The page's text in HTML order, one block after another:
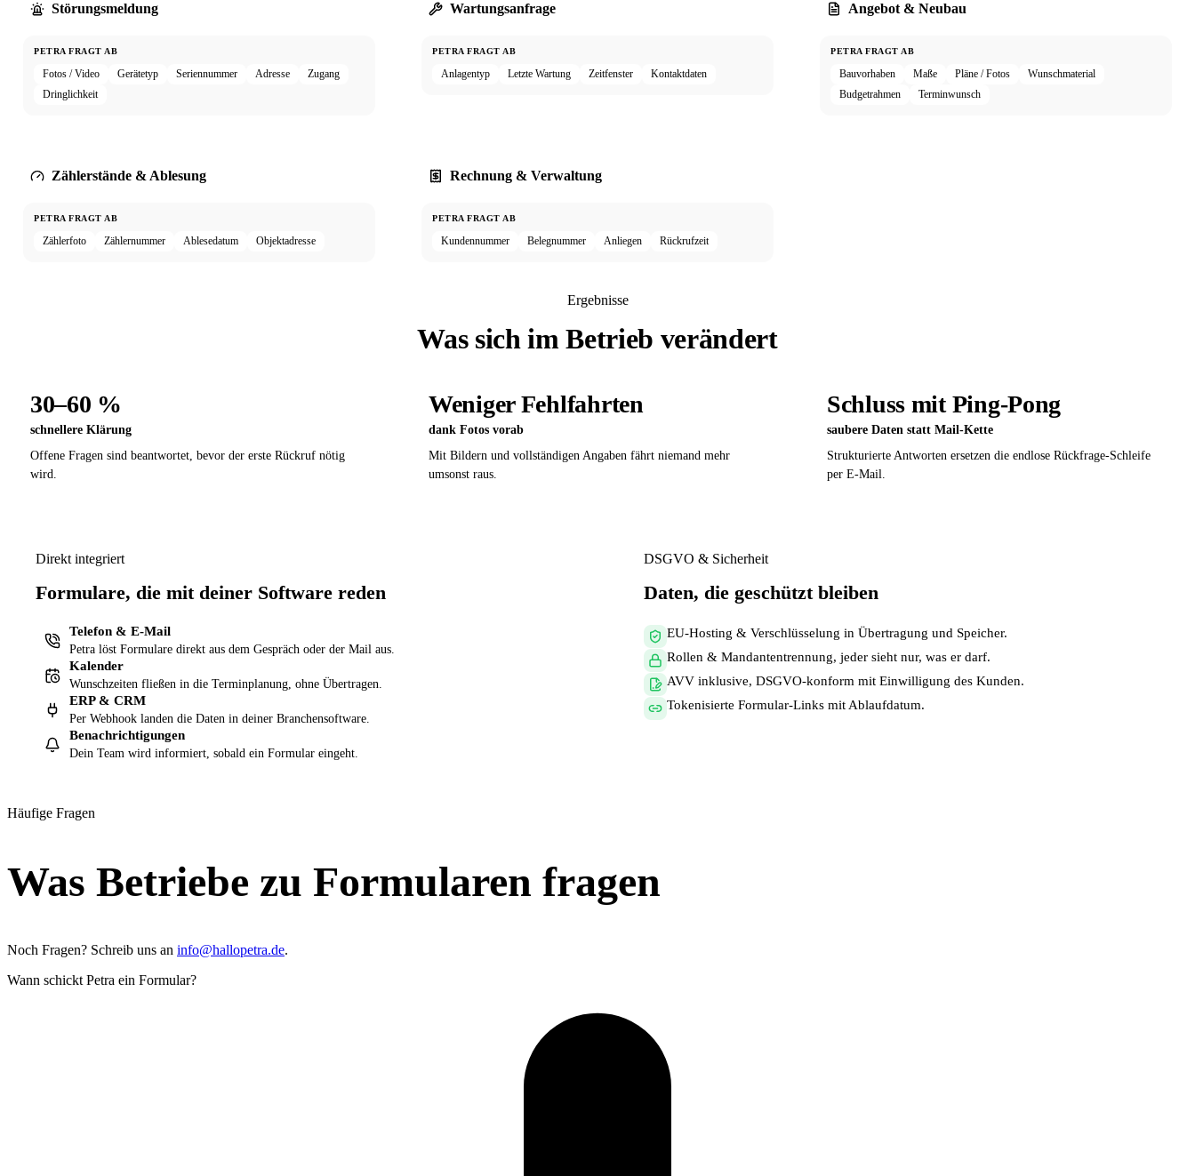
Störungsmeldung
PETRA FRAGT AB
Fotos / Video Gerätetyp Seriennummer Adresse
Zugang
Dringlichkeit
Wartungsanfrage
PETRA FRAGT AB
Anlagentyp Letzte Wartung Zeitfenster Kontaktdaten
Angebot & Neubau
PETRA FRAGT AB
Bauvorhaben Maße Pläne / Fotos
Wunschmaterial
Budgetrahmen
Terminwunsch
Zählerstände & Ablesung
PETRA FRAGT AB
Zählerfoto Zählernummer Ablesedatum Objektadresse
Rechnung & Verwaltung
PETRA FRAGT AB
Kundennummer Belegnummer Anliegen Rückrufzeit
Ergebnisse
Was sich im Betrieb verändert
30–60 %
schnellere Klärung
Offene Fragen sind beantwortet, bevor der erste Rückruf nötig
wird.
Weniger Fehlfahrten
dank Fotos vorab
Mit Bildern und vollständigen Angaben fährt niemand mehr
umsonst raus.
Schluss mit Ping-Pong
saubere Daten statt Mail-Kette
Strukturierte Antworten ersetzen die endlose Rückfrage-Schleife
per E-Mail.
Direkt integriert
Formulare, die mit deiner Software reden
Telefon & E-Mail
Petra löst Formulare direkt aus dem Gespräch oder der Mail aus.
Kalender
Wunschzeiten fließen in die Terminplanung, ohne Übertragen.
ERP & CRM
Per Webhook landen die Daten in deiner Branchensoftware.
Benachrichtigungen
Dein Team wird informiert, sobald ein Formular eingeht.
DSGVO & Sicherheit
Daten, die geschützt bleiben
EU-Hosting & Verschlüsselung in Übertragung und Speicher.
Rollen & Mandantentrennung, jeder sieht nur, was er darf.
AVV inklusive, DSGVO-konform mit Einwilligung des Kunden.
Tokenisierte Formular-Links mit Ablaufdatum.
Häufige Fragen
Was Betriebe zu Formularen fragen
Noch Fragen? Schreib uns an info@hallopetra.de.
Wann schickt Petra ein Formular?